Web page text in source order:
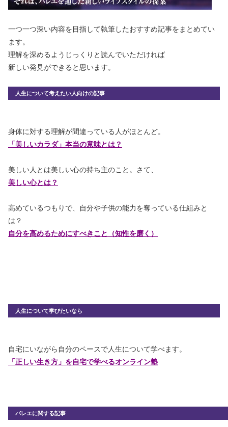
一つ一つ深い内容を目指して執筆したおすすめ記事をまとめてい
ます。
理解を深めるようじっくりと読んでいただければ
新しい発見ができると思います。
人生について考えたい人向けの記事
身体に対する理解が間違っている人がほとんど。
「美しいカラダ」本当の意味とは？
美しい人とは美しい心の持ち主のこと。さて、
美しい心とは？
高めているつもりで、自分や子供の能力を奪っている仕組みと
は？
自分を高めるためにすべきこと
（知性を磨く）
人生について学びたいなら
自宅にいながら自分のペースで人生について学べます。
「正しい生き方」を自宅で学べるオンライン塾
バレエに関する記事